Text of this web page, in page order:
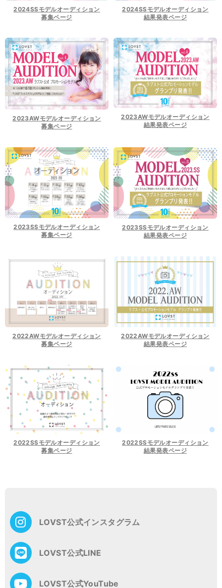
2024SSモデルオーディション
募集ページ
2024SSモデルオーディション
結果発表ページ
2023AWモデルオーディション
募集ページ
2023AWモデルオーディション
結果発表ページ
2023SSモデルオーディション
募集ページ
2023SSモデルオーディション
結果発表ページ
2022AWモデルオーディション
募集ページ
2022AWモデルオーディション
結果発表ページ
2022SSモデルオーディション
募集ページ
2022SSモデルオーディション
結果発表ページ
LOVST公式インスタグラム
LOVST公式LINE
LOVST公式YouTube